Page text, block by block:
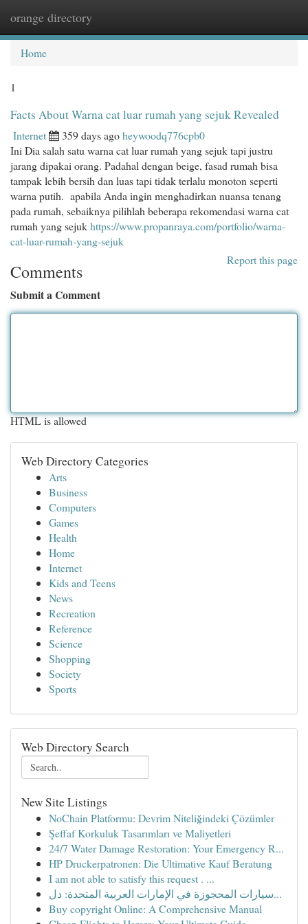
orange directory
Home
1
Facts About Warna cat luar rumah yang sejuk Revealed
Internet 359 days agoheywoodq776cpb0
Ini Dia salah satu warna cat luar rumah yang sejuk tapi justru
jarang dipakai orang. Padahal dengan beige, fasad rumah bisa
tampak lebih bersih dan luas tapi tidak terlalu monoton seperti
warna putih. apabila Anda ingin menghadirkan nuansa tenang
pada rumah, sebaiknya pilihlah beberapa rekomendasi warna cat
rumah yang sejukhttps://www.propanraya.com/portfolio/warna-
cat-luar-rumah-yang-sejuk
Report this page
Comments
Submit a Comment
HTML is allowed
Web Directory Categories
Arts
Business
Computers
Games
Health
Home
Internet
Kids and Teens
News
Recreation
Reference
Science
Shopping
Society
Sports
Web Directory Search
New Site Listings
NoChain Platformu: Devrim Niteliğindeki Çözümler
Şeffaf Korkuluk Tasarımları ve Maliyetleri
24/7 Water Damage Restoration: Your Emergency R...
HP Druckerpatronen: Die Ultimative Kauf Beratung
I am not able to satisfy this request . ...
سيارات المحجوزة في الإمارات العربية المتحدة: دل...
Buy copyright Online: A Comprehensive Manual